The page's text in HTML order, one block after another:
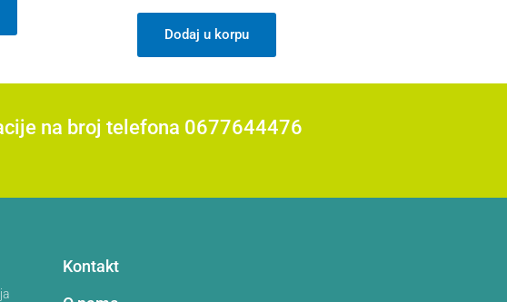
Dodaj u korpu
na broj telefona 0677644476
Kontakt